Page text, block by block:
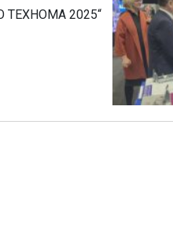
ТЕХНОМА 2025“